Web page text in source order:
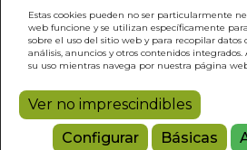
Estas cookies pueden no ser particularmente
web funcione y se utilizan específicamente
sobre el uso del sitio web y para recopilar datos
análisis, anuncios y otros contenidos
su uso mientras navega por nuestra página
Ver no imprescindibles
Configurar
Básicas